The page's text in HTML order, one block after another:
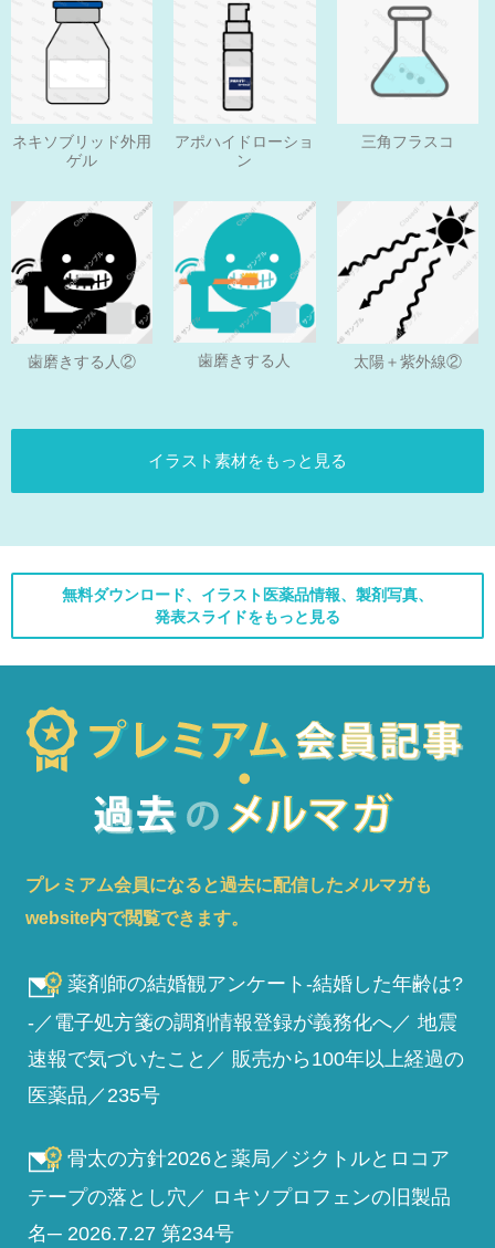
ネキソブリッド外用
ゲル
アポハイドローショ
ン
三角フラスコ
歯磨きする人② 歯磨きする人 太陽＋紫外線②
イラスト素材をもっと見る
無料ダウンロード、イラスト医薬品情報、製剤写真、
発表スライドをもっと見る
プレミアム会員になると過去に配信したメルマガも
website内で閲覧できます。
薬剤師の結婚観アンケート-結婚した年齢は?
-／電子処方箋の調剤情報登録が義務化へ／ 地震
速報で気づいたこと／ 販売から100年以上経過の
医薬品／235号
骨太の方針2026と薬局／ジクトルとロコア
テープの落とし穴／ ロキソプロフェンの旧製品
名─ 2026.7.27 第234号